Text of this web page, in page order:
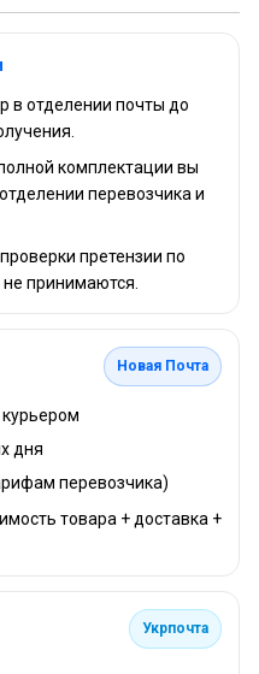
в отделении почты до
комплектации вы
перевозчика и
претензии по
принимаются.
Новая Почта
дня
перевозчика)
товара + доставка +
Укрпочта